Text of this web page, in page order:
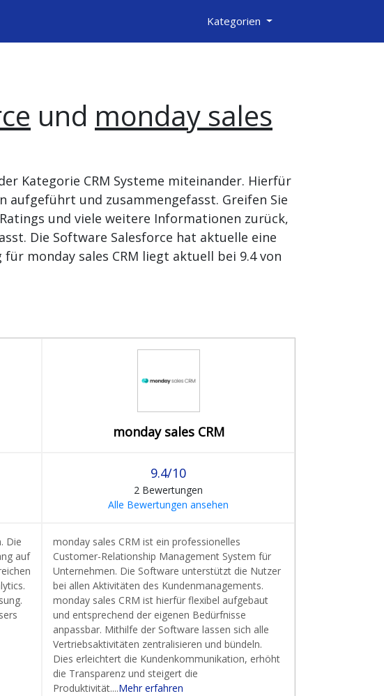
Kategorien
und monday sales
Kategorie CRM Systeme miteinander. Hierfür
und zusammengefasst. Greifen Sie
und viele weitere Informationen zurück,
Die Software Salesforce hat aktuelle eine
monday sales CRM liegt aktuell bei 9.4 von
monday sales CRM
9.4/10
2 Bewertungen
Alle Bewertungen ansehen
Die
auf
monday sales CRM ist ein professionelles
Customer-Relationship Management System für
Unternehmen. Die Software unterstützt die Nutzer
bei allen Aktivitäten des Kundenmanagements.
monday sales CRM ist hierfür flexibel aufgebaut
und entsprechend der eigenen Bedürfnisse
anpassbar. Mithilfe der Software lassen sich alle
Vertriebsaktivitäten zentralisieren und bündeln.
Dies erleichtert die Kundenkommunikation, erhöht
die Transparenz und steigert die
Produktivität....Mehr erfahren